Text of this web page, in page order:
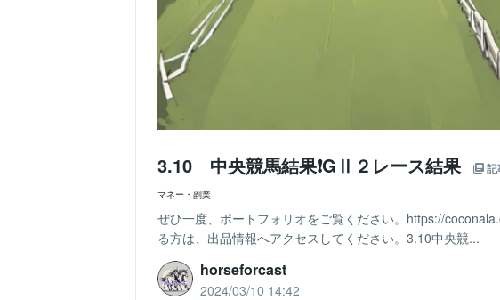
3.10 中央競馬結果❗️GⅡ２レース結果 記
マネー・副業
ぜひ一度、ポートフォリオをご覧ください。https://
る方は、出品情報へアクセスしてください。3.10中央競...
horseforcast
2024/03/10 14:42